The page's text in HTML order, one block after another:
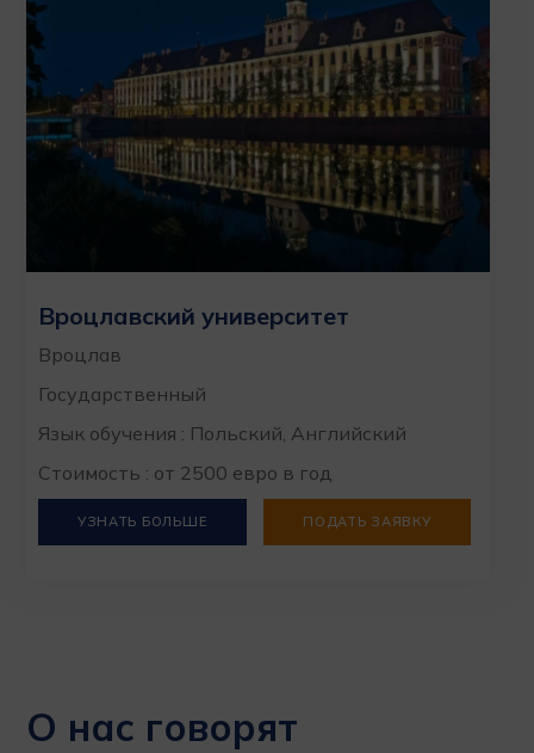
Вроцлавский университет
Вроцлав
Государственный
Язык обучения : Польский, Английский
Стоимость : от 2500 евро в год
УЗНАТЬ БОЛЬШЕ ПОДАТЬ ЗАЯВКУ
О нас говорят